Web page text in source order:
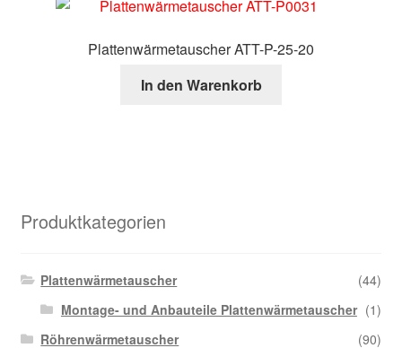
Plattenwärmetauscher ATT-P-25-20
In den Warenkorb
Produktkategorien
Plattenwärmetauscher
(44)
Montage- und Anbauteile Plattenwärmetauscher (1)
Röhrenwärmetauscher
(90)